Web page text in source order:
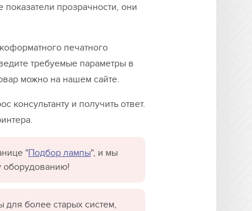
прозрачности, они
печатного
требуемые параметры в
можно на нашем сайте.
и получить ответ.
"Подбор лампы", и мы
более старых систем,